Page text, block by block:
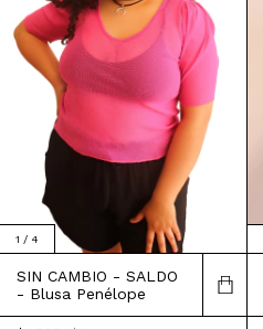
1 / 4
SIN CAMBIO - SALDO
- Blusa Penélope